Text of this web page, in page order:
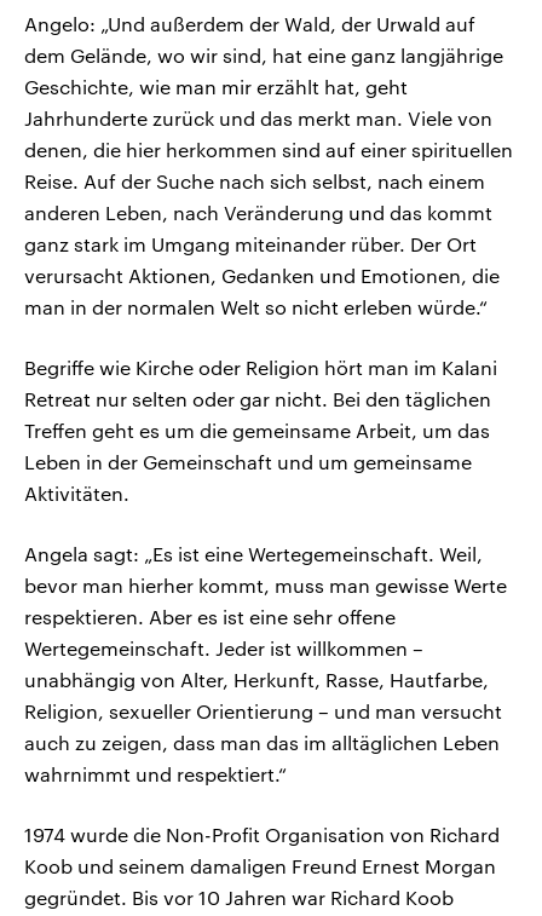
Angelo: „Und außerdem der Wald, der Urwald auf
dem Gelände, wo wir sind, hat eine ganz langjährige
Geschichte, wie man mir erzählt hat, geht
Jahrhunderte zurück und das merkt man. Viele von
denen, die hier herkommen sind auf einer spirituellen
Reise. Auf der Suche nach sich selbst, nach einem
anderen Leben, nach Veränderung und das kommt
ganz stark im Umgang miteinander rüber. Der Ort
verursacht Aktionen, Gedanken und Emotionen, die
man in der normalen Welt so nicht erleben würde.“
Begriffe wie Kirche oder Religion hört man im Kalani
Retreat nur selten oder gar nicht. Bei den täglichen
Treffen geht es um die gemeinsame Arbeit, um das
Leben in der Gemeinschaft und um gemeinsame
Aktivitäten.
Angela sagt: „Es ist eine Wertegemeinschaft. Weil,
bevor man hierher kommt, muss man gewisse Werte
respektieren. Aber es ist eine sehr offene
Wertegemeinschaft. Jeder ist willkommen –
unabhängig von Alter, Herkunft, Rasse, Hautfarbe,
Religion, sexueller Orientierung – und man versucht
auch zu zeigen, dass man das im alltäglichen Leben
wahrnimmt und respektiert.“
1974 wurde die Non-Profit Organisation von Richard
Koob und seinem damaligen Freund Ernest Morgan
gegründet. Bis vor 10 Jahren war Richard Koob